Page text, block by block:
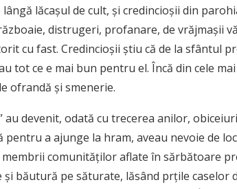
lăcașul de cult, și credincioșii din
distrugeri, profanare, de vrăjmaşii
cu fast. Credincioșii știu că de la sfântul
tot ce e mai bun pentru el. Încă din cele
ofrandă și smenerie.
au devenit, odată cu trecerea anilor,
a ajunge la hram, aveau nevoie de
membrii comunităților aflate în sărbătoare
și băutură pe săturate, lăsând prțile caselor